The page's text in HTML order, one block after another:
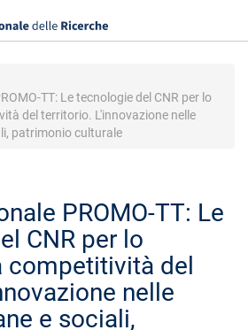
TT: Le tecnologie del CNR per lo
del territorio. L'innovazione nelle
patrimonio culturale
PROMO-TT: Le
CNR per lo
competitività del
nelle
e sociali,